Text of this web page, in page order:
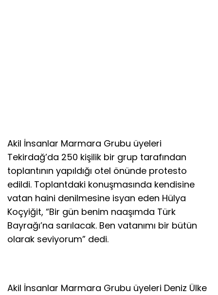
Akil İnsanlar Marmara Grubu üyeleri
Tekirdağ’da 250 kişilik bir grup tarafından
toplantının yapıldığı otel önünde protesto
edildi. Toplantdaki konuşmasında kendisine
vatan haini denilmesine isyan eden Hülya
Koçyiğit, “Bir gün benim naaşımda Türk
Bayrağı’na sarılacak. Ben vatanımı bir bütün
olarak seviyorum” dedi.
Akil İnsanlar Marmara Grubu üyeleri Deniz Ülke